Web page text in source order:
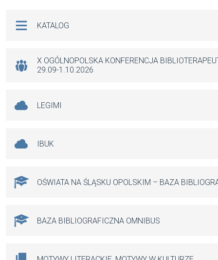
o
k
p
KATALOG
X OGÓLNOPOLSKA KONFERENCJA
29.09-1.10.2026
LEGIMI
IBUK
OŚWIATA NA ŚLĄSKU OPOLSKIM – BAZA
BAZA BIBLIOGRAFICZNA OMNIBUS